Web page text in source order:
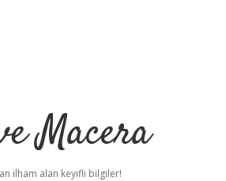
Macera
ilham alan keyifli bilgiler!